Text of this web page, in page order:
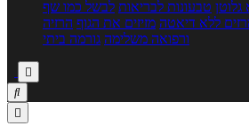
טבעונות לבריאות לבשל כמו שף
ללא דיאטה מזיזים את הגוף הרזיה
ורפואה משלימה גורמה ביתי


